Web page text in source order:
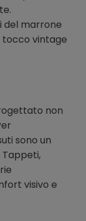
marrone
tocco vintage
non
sono un
visivo e